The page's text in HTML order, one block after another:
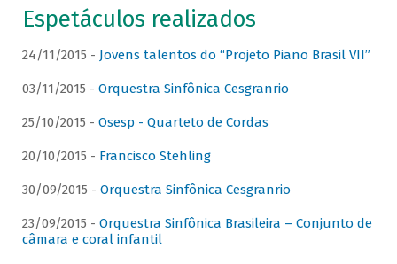
Espetáculos realizados
24/11/2015 - Jovens talentos do “Projeto Piano Brasil VII”
03/11/2015 - Orquestra Sinfônica Cesgranrio
25/10/2015 - Osesp - Quarteto de Cordas
20/10/2015 - Francisco Stehling
30/09/2015 - Orquestra Sinfônica Cesgranrio
23/09/2015 - Orquestra Sinfônica Brasileira – Conjunto de
câmara e coral infantil